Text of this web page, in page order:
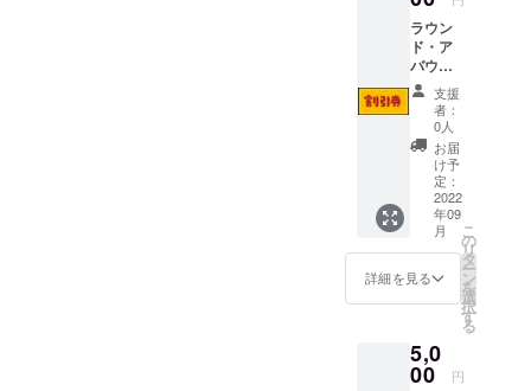
ラウン
ド・ア
バウト
公演共
有割引
券 600
円
支援
者：
0人
お届
け予
定：
2022
年09
月
詳細を見る
こ
の
リ
タ
ー
ン
を
選
択
す
る
5,0
00 円